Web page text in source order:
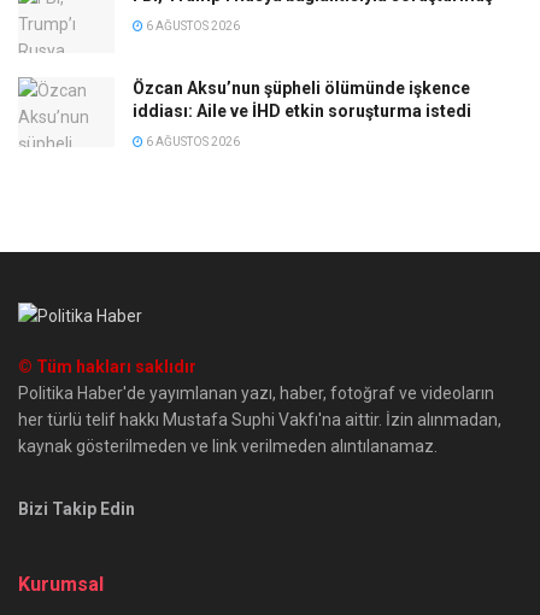
6 AĞUSTOS 2026
Özcan Aksu’nun şüpheli ölümünde işkence
iddiası: Aile ve İHD etkin soruşturma istedi
6 AĞUSTOS 2026
© Tüm hakları saklıdır
Politika Haber'de yayımlanan yazı, haber, fotoğraf ve videoların
her türlü telif hakkı Mustafa Suphi Vakfı'na aittir. İzin alınmadan,
kaynak gösterilmeden ve link verilmeden alıntılanamaz.
Bizi Takip Edin
Kurumsal